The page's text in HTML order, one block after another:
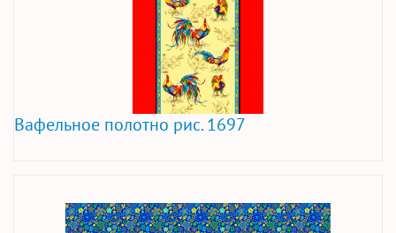
Вафельное полотно рис. 1697